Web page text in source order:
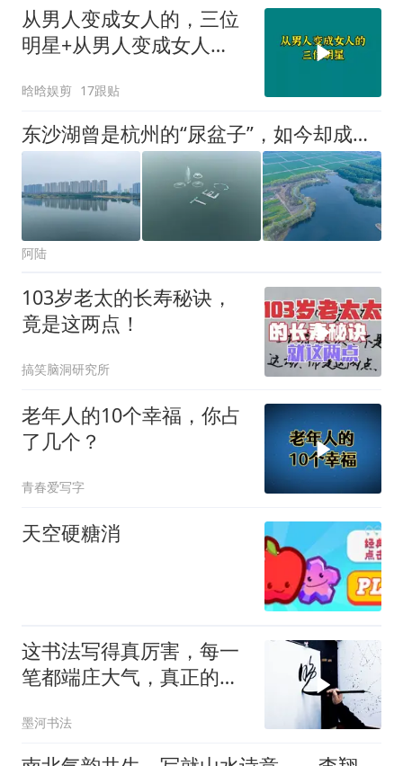
从男人变成女人的，三位
明星+从男人变成女人
晗晗娱剪 17跟贴
东沙湖曾是杭州的“尿盆子”，如今却成了“生态明珠”，风光秀美
阿陆
103岁老太的长寿秘诀，
竟是这两点！
搞笑脑洞研究所
老年人的10个幸福，你占
了几个？
青春爱写字
天空硬糖消
这书法写得真厉害，每一
笔都端庄大气，真正的书
墨河书法